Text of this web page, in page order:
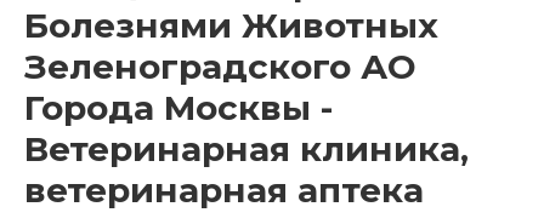
Болезнями Животных
Зеленоградского АО
Города Москвы -
Ветеринарная клиника,
ветеринарная аптека